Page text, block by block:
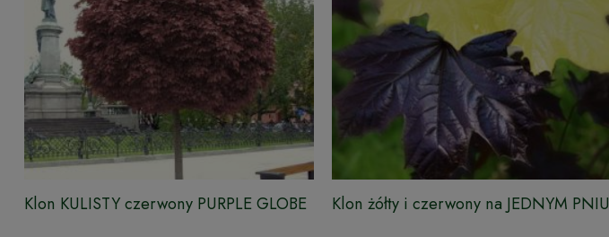
Klon KULISTY czerwony PURPLE GLOBE Klon żółty i czerwony na JEDNYM PNIU